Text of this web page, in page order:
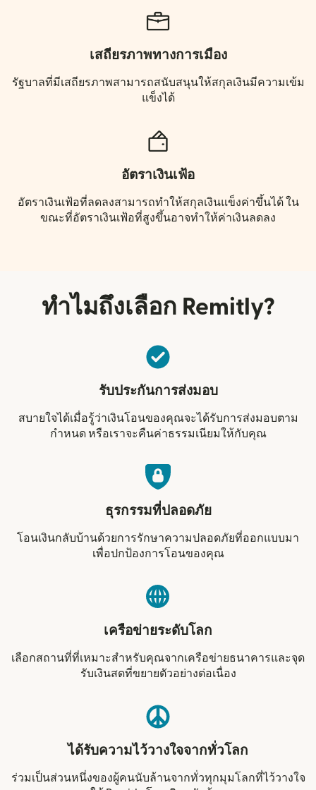
เสถียรภาพทางการเมือง
รัฐบาลที่มีเสถียรภาพสามารถสนับสนุนให้สกุลเงินมีความเข้ม
แข็งได้
อัตราเงินเฟ้อ
อัตราเงินเฟ้อที่ลดลงสามารถทำให้สกุลเงินแข็งค่าขึ้นได้ ใน
ขณะที่อัตราเงินเฟ้อที่สูงขึ้นอาจทำให้ค่าเงินลดลง
ทำไมถึงเลือก Remitly?
รับประกันการส่งมอบ
สบายใจได้เมื่อรู้ว่าเงินโอนของคุณจะได้รับการส่งมอบตาม
กำหนด หรือเราจะคืนค่าธรรมเนียมให้กับคุณ
ธุรกรรมที่ปลอดภัย
โอนเงินกลับบ้านด้วยการรักษาความปลอดภัยที่ออกแบบมา
เพื่อปกป้องการโอนของคุณ
เครือข่ายระดับโลก
เลือกสถานที่ที่เหมาะสำหรับคุณจากเครือข่ายธนาคารและจุด
รับเงินสดที่ขยายตัวอย่างต่อเนื่อง
ได้รับความไว้วางใจจากทั่วโลก
ร่วมเป็นส่วนหนึ่งของผู้คนนับล้านจากทั่วทุกมุมโลกที่ไว้วางใจ